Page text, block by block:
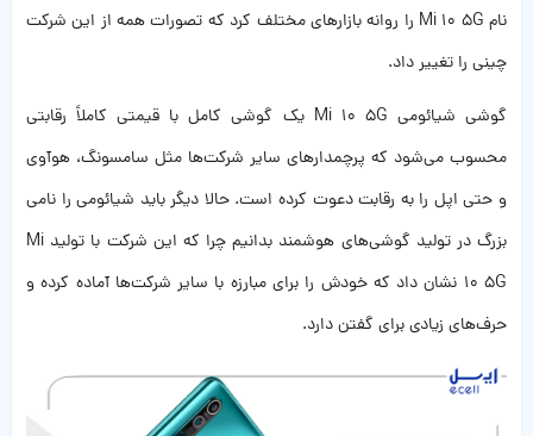
نام Mi 10 5G را روانه بازارهای مختلف کرد که تصورات همه از این شرکت
چینی را تغییر داد.
گوشی شیائومی Mi 10 5G یک گوشی کامل با قیمتی کاملاً رقابتی
محسوب می‌شود که پرچمدارهای سایر شرکت‌ها مثل سامسونگ، هوآوی
و حتی اپل را به رقابت دعوت کرده است. حالا دیگر باید شیائومی را نامی
بزرگ در تولید گوشی‌های هوشمند بدانیم چرا که این شرکت با تولید Mi
10 5G نشان داد که خودش را برای مبارزه با سایر شرکت‌ها آماده کرده و
حرف‌های زیادی برای گفتن دارد.